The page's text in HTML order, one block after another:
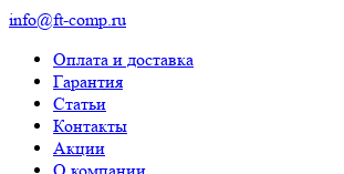
info@ft-comp.ru
Оплата и доставка
Гарантия
Статьи
Контакты
Акции